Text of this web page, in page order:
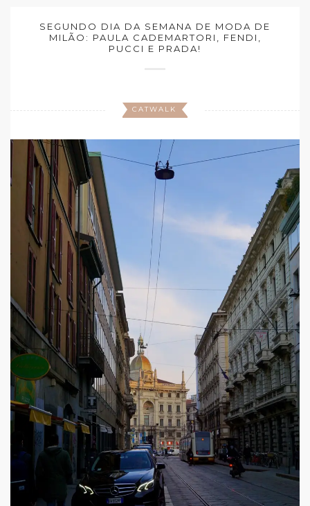
SEGUNDO DIA DA SEMANA DE MODA DE
MILÃO: PAULA CADEMARTORI, FENDI,
PUCCI E PRADA!
CATWALK